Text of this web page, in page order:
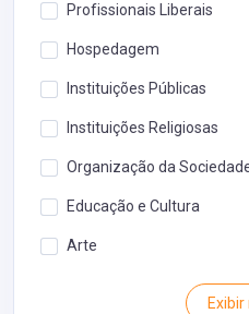
Profissionais Liberais
Hospedagem
Instituições Públicas
Instituições Religiosas
Organização da
Educação e Cultura
Arte